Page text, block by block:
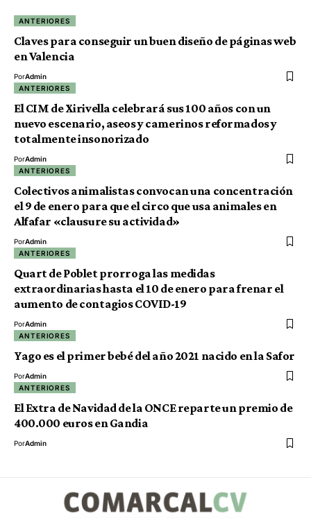
ANTERIORES
Claves para conseguir un buen diseño de páginas web
en Valencia
PorAdmin
ANTERIORES
El CIM de Xirivella celebrará sus 100 años con un
nuevo escenario, aseos y camerinos reformados y
totalmente insonorizado
PorAdmin
ANTERIORES
Colectivos animalistas convocan una concentración
el 9 de enero para que el circo que usa animales en
Alfafar «clausure su actividad»
PorAdmin
ANTERIORES
Quart de Poblet prorroga las medidas
extraordinarias hasta el 10 de enero para frenar el
aumento de contagios COVID-19
PorAdmin
ANTERIORES
Yago es el primer bebé del año 2021 nacido en la Safor
PorAdmin
ANTERIORES
El Extra de Navidad de la ONCE reparte un premio de
400.000 euros en Gandia
PorAdmin